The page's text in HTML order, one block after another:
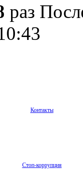
раз
Контакты
Стоп-коррупция